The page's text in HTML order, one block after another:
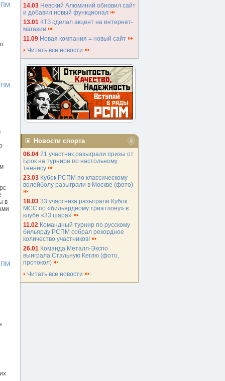
в
14.03 Невский Алюминий обновил сайт
и добавил новый функционал
13.01 КТЗ сделал акцент на интернет-
магазин
11.09 Новая компания = новый сайт
Читать все новости
Новости спорта
06.04 21 участник разыграли призы от
Брок на турнире по настольному
теннису
23.03 Кубок РСПМ по классическому
волейболу разыграли в Москве (фото)
18.03 33 участника разыграли Кубок
МСС по «бильярдному триатлону» в
клубе «33 шара»
11.02 Командный турнир по русскому
бильярду РСПМ собрал рекордное
количество участников!
26.01 Команда Металл-Экспо
выиграла Стальную Кеглю (фото,
протокол)
Читать все новости